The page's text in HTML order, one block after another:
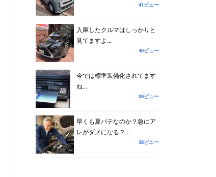
41ビュー
入庫したクルマはしっかりと
見てますよ...
40ビュー
今では標準装備化されてます
ね...
39ビュー
早くも夏バテなのか？急にア
レがダメになる？...
38ビュー